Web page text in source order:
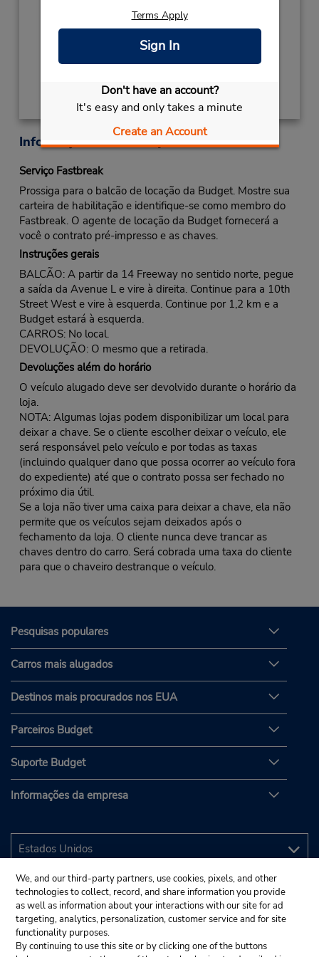
Terms Apply
Sign In
Don't have an account?
It's easy and only takes a minute
Create an Account
Local de entrega das chaves
Obter instruções de caminho
Informações sobre a loja
Serviço Fastbreak
Prossiga para o balcão de locação da Budget. Mostre sua
carteira de habilitação e identifique-se como membro do
Fastbreak. O agente de locação da Budget fornecerá a
você o contrato pré-impresso e as chaves.
Instruções gerais
BALCÃO: A partir da 14 Freeway no sentido norte, pegue
a saída da Avenue L e vire à direita. Continue para a 10th
Street West e vire à esquerda. Continue por 1,2 km e a
Budget estará à esquerda.
CARROS: No local.
DEVOLUÇÃO: O mesmo que a retirada.
Devoluções além do horário
O veículo alugado deve ser devolvido durante o horário da
loja.
NOTA: Algumas lojas podem disponibilizar um local para
deixar a chave. Se o cliente escolher deixar o veículo, ele
será responsável pelo veículo e por todas as taxas
(incluindo qualquer dano que possa ocorrer ao veículo fora
do expediente) até que o contrato possa ser fechado no
próximo dia útil.
Se a loja não tiver uma caixa para deixar a chave, ela não
permite que os veículos sejam deixados após o
fechamento da loja. O cliente nunca deve trancar as
chaves dentro do carro. Será cobrada uma taxa do cliente
para que o chaveiro destranque o veículo.
Pesquisas populares
Carros mais alugados
Destinos mais procurados nos EUA
Parceiros Budget
Suporte Budget
Informações da empresa
We, and our third-party partners, use cookies, pixels, and other
technologies to collect, record, and share information you provide
as well as information about your interactions with our site for ad
targeting, analytics, personalization, customer service and for site
functionality purposes.
By continuing to use this site or by clicking one of the buttons